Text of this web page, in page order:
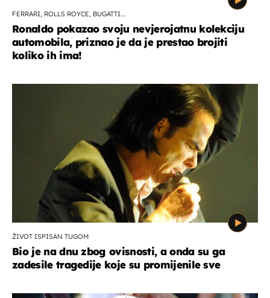
FERRARI, ROLLS ROYCE, BUGATTI...
Ronaldo pokazao svoju nevjerojatnu kolekciju
automobila, priznao je da je prestao brojiti
koliko ih ima!
ŽIVOT ISPISAN TUGOM
Bio je na dnu zbog ovisnosti, a onda su ga
zadesile tragedije koje su promijenile sve